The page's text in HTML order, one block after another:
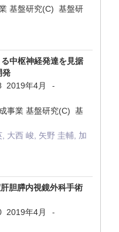
基盤研究(C) 基盤研
中枢神経発達を見据
発
2019年4月 -
事業 基盤研究(C) 基
大西 峻, 矢野 圭輔, 加
胆膵内視鏡外科手術
2019年4月 -